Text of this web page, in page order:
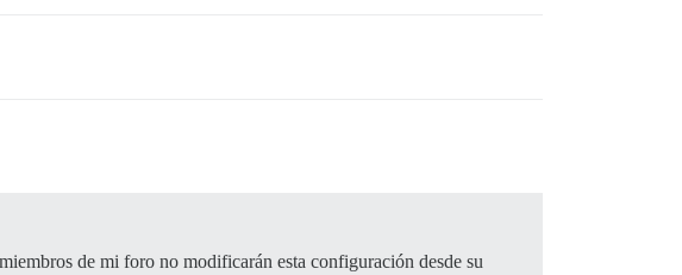
de mi foro no modificarán esta configuración desde su